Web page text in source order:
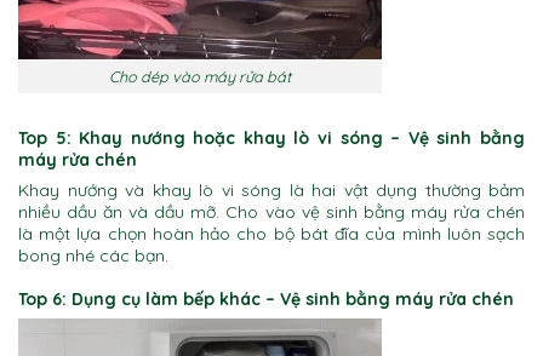
Cho dép vào máy rửa bát
Top 5: Khay nướng hoặc khay lò vi sóng – Vệ sinh bằng
máy rửa chén
Khay nướng và khay lò vi sóng là hai vật dụng thường bảm
nhiều dầu ăn và dầu mỡ. Cho vào vệ sinh bằng máy rửa chén
là một lựa chọn hoàn hảo cho bộ bát đĩa của mình luôn sạch
bong nhé các bạn.
Top 6: Dụng cụ làm bếp khác – Vệ sinh bằng máy rửa chén